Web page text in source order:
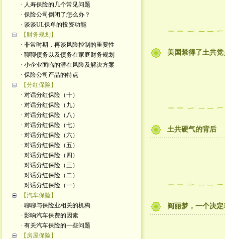
· 人寿保险的几个常见问题
· 保险公司倒闭了怎么办？
· 谈谈UL保单的投资功能
【财务规划】
· 非常时期，再谈风险控制的重要性
· 聊聊债务以及债务在家庭财务规划
· 小企业面临的潜在风险及解决方案
· 保险公司产品的特点
【分红保险】
· 对话分红保险（十）
· 对话分红保险（九）
· 对话分红保险（八）
· 对话分红保险（七）
· 对话分红保险（六）
· 对话分红保险（五）
· 对话分红保险（四）
· 对话分红保险（三）
· 对话分红保险（二）
· 对话分红保险（一）
【汽车保险】
· 聊聊与保险业相关的机构
· 影响汽车保费的因素
· 有关汽车保险的一些问题
【房屋保险】
美国禁得了土共
土共硬气的背后
阎丽梦，一个决